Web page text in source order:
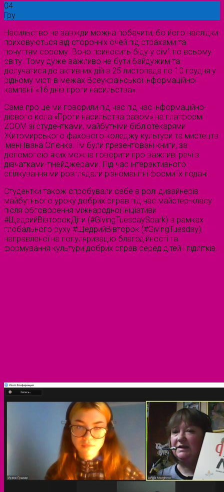
04
Гру
Насильство не завжди можна побачити, бо його наслідки
приховуються від сторонніх очей під страхами та
почуттям сорому. Воно приносить біду у сім’ї по всьому
світу. Тому дуже важливо не бути байдужим та
долучатися до активних дій з 25 листопада по 10 грудня у
рідному місті в межах Всеукраїнської інформаційної
кампанії «16 днів проти насильства».
Саме про це ми говорили під час під час інформаційно-
дієвого кола «Проти насильства разом» на платформі
ZOOM зі студентками, майбутніми бібліотекарями
Житомирського фахового коледжу культури та мистецтв
імені Івана Огієнка. Їм були презентовані книги, за
допомогою яких можна говорити про важливі речі з
дівчатками-тінейджерами. Під час інтерактивного
спілкування ми розглядали різноманітні форми їх подачі.
Студентки також спробували себе в ролі дизайнерів
майбутнього уроку добрих справ під час майстер-класу
після обговорення міжнародної ініціативи
#ЩедрийВівторокДіти (#GivingTuesdaySpark) в рамках
глобального руху #ЩедрийВівторок (#GivingTuesday),
направленої на популяризацію благодійності та
формування культури добрих справ серед дітей і підлітків.